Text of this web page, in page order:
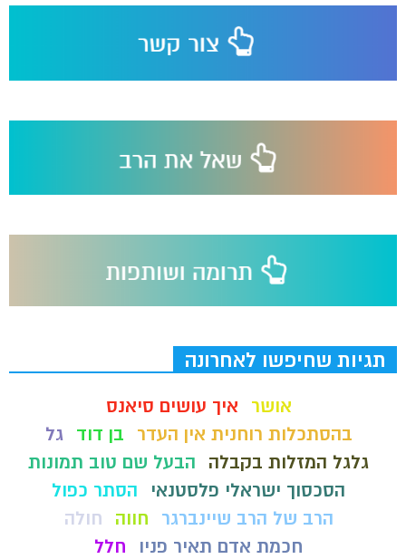
תגיות שחיפשו לאחרונה
אושר
איך עושים סיאנס
בהסתכלות רוחנית אין העדר
בן דוד
גל
גלגל המזלות בקבלה
הבעל שם טוב תמונות
הסכסוך ישראלי פלסטנאי
הסתר כפול
הרב של הרב שיינברגר
חווה
חולה
חכמת אדם תאיר פניו
חלל